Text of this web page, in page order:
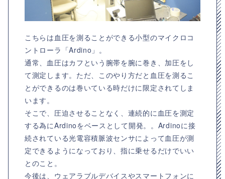
こちらは血圧を測ることができる小型のマイクロコ
ントローラ「Ardino」。
通常、血圧はカフという腕帯を腕に巻き、加圧をし
て測定します。ただ、このやり方だと血圧を測るこ
とができるのは巻いている時だけに限定されてしま
います。
そこで、圧迫させることなく、連続的に血圧を測定
する為にArdinoをベースとして開発。。Ardinoに接
続されている光電容積脈波センサによって血圧が測
定できるようになっており、指に乗せるだけでいい
とのこと。
今後は、ウェアラブルデバイスやスマートフォンに